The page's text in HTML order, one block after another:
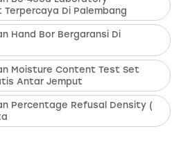
Di Palembang
Hand Bor Bergaransi Di
Moisture Content Test Set
Antar Jemput
Percentage Refusal Density (